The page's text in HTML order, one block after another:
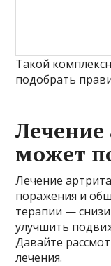
Такой
подобрать
Лечение
может
Лечение
поражения и
терапии —
улучшить
Давайте
лечения.